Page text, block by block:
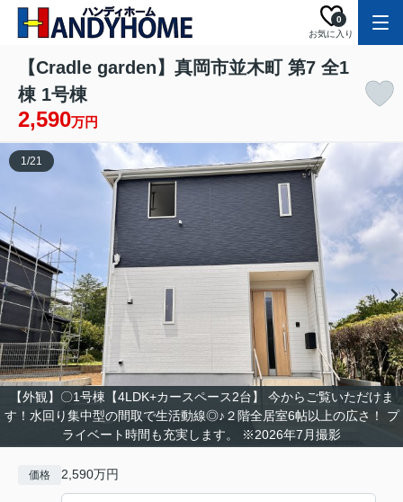
お気に入り
0
【Cradle garden】真岡市並木町 第7 全1
棟 1号棟
2,590万円
【外観】〇1号棟【4LDK+カースペース2台】 今からご覧いただけま
す！水回り集中型の間取で生活動線◎♪２階全居室6帖以上の広さ！ プ
ライベート時間も充実します。 ※2026年7月撮影
1/21
価格 2,590万円